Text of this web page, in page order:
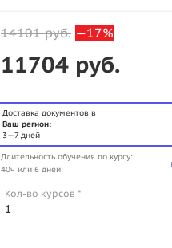
14101руб. —17%
11704 руб.
Доставка документов в
Ваш регион:
3—7 дней
Длительность обучения по курсу:
40ч или 6 дней
Кол-во курсов *